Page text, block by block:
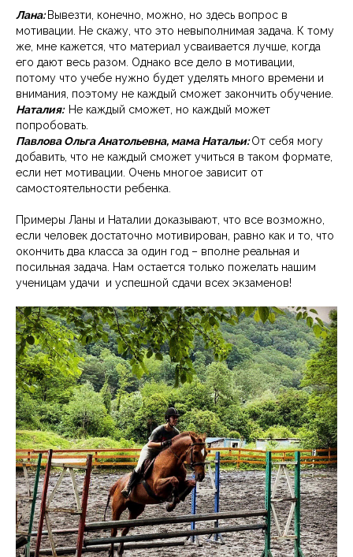
Лана:Вывезти, конечно, можно, но здесь вопрос в
мотивации. Не скажу, что это невыполнимая задача. К тому
же, мне кажется, что материал усваивается лучше, когда
его дают весь разом. Однако все дело в мотивации,
потому что учебе нужно будет уделять много времени и
внимания, поэтому не каждый сможет закончить обучение.
Наталия: Не каждый сможет, но каждый может
попробовать.
Павлова Ольга Анатольевна, мама Натальи:От себя могу
добавить, что не каждый сможет учиться в таком формате,
если нет мотивации. Очень многое зависит от
самостоятельности ребенка.
Примеры Ланы и Наталии доказывают, что все возможно,
если человек достаточно мотивирован, равно как и то, что
окончить два класса за один год – вполне реальная и
посильная задача. Нам остается только пожелать нашим
ученицам удачи и успешной сдачи всех экзаменов!